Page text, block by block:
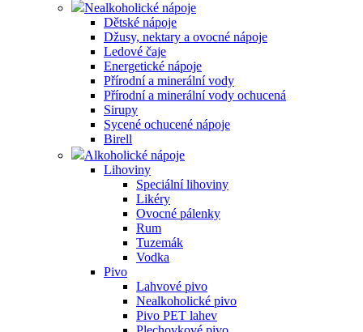
Nealkoholické nápoje
Dětské nápoje
Džusy, nektary a ovocné nápoje
Ledové čaje
Energetické nápoje
Přírodní a minerální vody
Přírodní a minerální vody ochucená
Sirupy
Sycené ochucené nápoje
Birell
Alkoholické nápoje
Lihoviny
Speciální lihoviny
Likéry
Ovocné pálenky
Rum
Tuzemák
Vodka
Pivo
Lahvové pivo
Nealkoholické pivo
Pivo PET lahev